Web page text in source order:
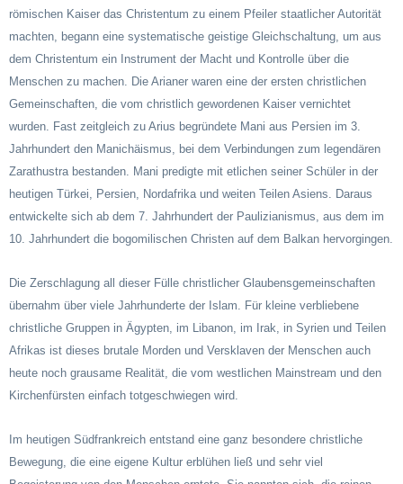
römischen Kaiser das Christentum zu einem Pfeiler staatlicher Autorität
machten, begann eine systematische geistige Gleichschaltung, um aus
dem Christentum ein Instrument der Macht und Kontrolle über die
Menschen zu machen. Die Arianer waren eine der ersten christlichen
Gemeinschaften, die vom christlich gewordenen Kaiser vernichtet
wurden. Fast zeitgleich zu Arius begründete Mani aus Persien im 3.
Jahrhundert den Manichäismus, bei dem Verbindungen zum legendären
Zarathustra bestanden. Mani predigte mit etlichen seiner Schüler in der
heutigen Türkei, Persien, Nordafrika und weiten Teilen Asiens. Daraus
entwickelte sich ab dem 7. Jahrhundert der Paulizianismus, aus dem im
10. Jahrhundert die bogomilischen Christen auf dem Balkan hervorgingen.
Die Zerschlagung all dieser Fülle christlicher Glaubensgemeinschaften
übernahm über viele Jahrhunderte der Islam. Für kleine verbliebene
christliche Gruppen in Ägypten, im Libanon, im Irak, in Syrien und Teilen
Afrikas ist dieses brutale Morden und Versklaven der Menschen auch
heute noch grausame Realität, die vom westlichen Mainstream und den
Kirchenfürsten einfach totgeschwiegen wird.
Im heutigen Südfrankreich entstand eine ganz besondere christliche
Bewegung, die eine eigene Kultur erblühen ließ und sehr viel